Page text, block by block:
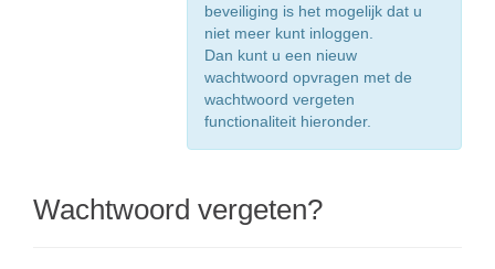
beveiliging is het mogelijk dat u
niet meer kunt inloggen.
Dan kunt u een nieuw
wachtwoord opvragen met de
wachtwoord vergeten
functionaliteit hieronder.
Wachtwoord vergeten?